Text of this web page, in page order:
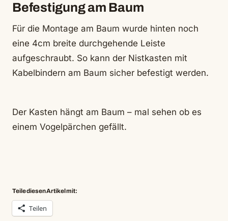
Befestigung am Baum
Für die Montage am Baum wurde hinten noch
eine 4cm breite durchgehende Leiste
aufgeschraubt. So kann der Nistkasten mit
Kabelbindern am Baum sicher befestigt werden.
Der Kasten hängt am Baum – mal sehen ob es
einem Vogelpärchen gefällt.
Teile diesen Artikel mit:
Teilen